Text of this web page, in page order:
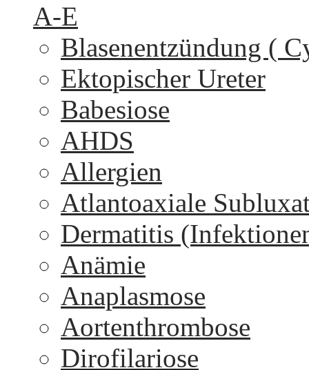
A-E
Blasenentzündung (
Ektopischer Ureter
Babesiose
AHDS
Allergien
Atlantoaxiale
Dermatitis
Anämie
Anaplasmose
Aortenthrombose
Dirofilariose